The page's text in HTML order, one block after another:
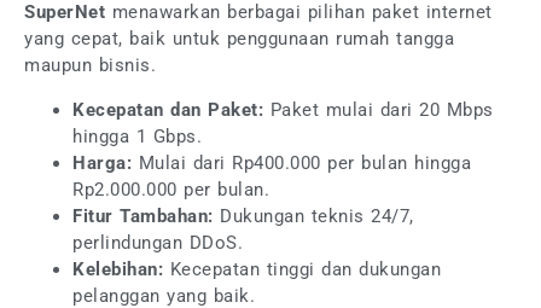
SuperNet menawarkan berbagai pilihan paket internet
yang cepat, baik untuk penggunaan rumah tangga
maupun bisnis.
Kecepatan dan Paket: Paket mulai dari 20 Mbps
hingga 1 Gbps.
Harga: Mulai dari Rp400.000 per bulan hingga
Rp2.000.000 per bulan.
Fitur Tambahan: Dukungan teknis 24/7,
perlindungan DDoS.
Kelebihan: Kecepatan tinggi dan dukungan
pelanggan yang baik.